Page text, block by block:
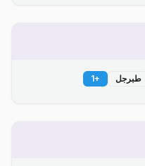
طبرجل +
1